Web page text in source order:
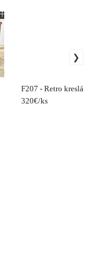
F207 - Retro kreslá -
320€/ks